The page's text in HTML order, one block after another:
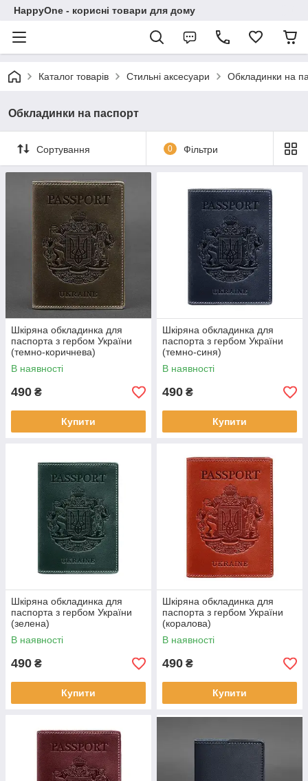
HappyOne - корисні товари для дому
Каталог товарів Стильні аксесуари Обкладинки на
Обкладинки на паспорт
Сортування 0 Фільтри
Шкіряна обкладинка для
паспорта з гербом України
(темно-коричнева)
В наявності
490 ₴
Купити
Шкіряна обкладинка для
паспорта з гербом України
(темно-синя)
В наявності
490 ₴
Купити
Шкіряна обкладинка для
паспорта з гербом України
(зелена)
В наявності
490 ₴
Купити
Шкіряна обкладинка для
паспорта з гербом України
(коралова)
В наявності
490 ₴
Купити